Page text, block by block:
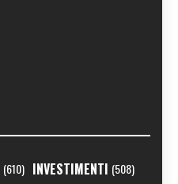
(610) INVESTIMENTI (508)